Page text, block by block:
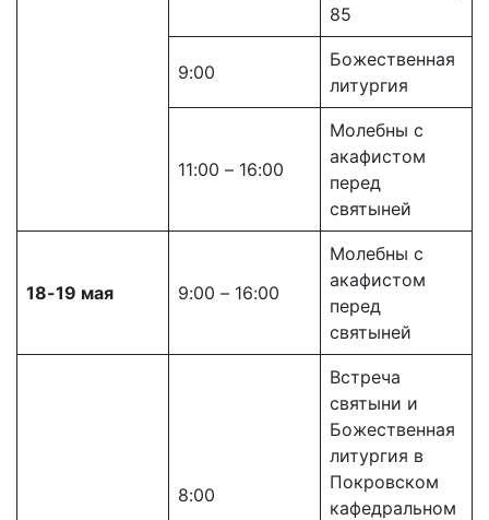
85
9:00
Божественная
литургия
11:00 – 16:00
Молебны с
акафистом
перед
святыней
18-19 мая 9:00 – 16:00
Молебны с
акафистом
перед
святыней
8:00
Встреча
святыни и
Божественная
литургия в
Покровском
кафедральном